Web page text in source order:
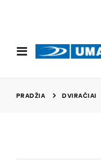
Toggle
Nav
PRADŽIA DVIRAČIAI